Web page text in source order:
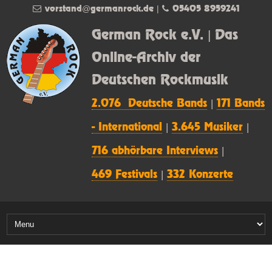
German Rock e.V. | Das
Online-Archiv der
Deutschen Rockmusik
2.076 Deutsche Bands |171 Bands
- International |3.645 Musiker
716 abhörbare Interviews
469 Festivals |332 Konzerte
vorstand@germanrock.de| 05405 8959241